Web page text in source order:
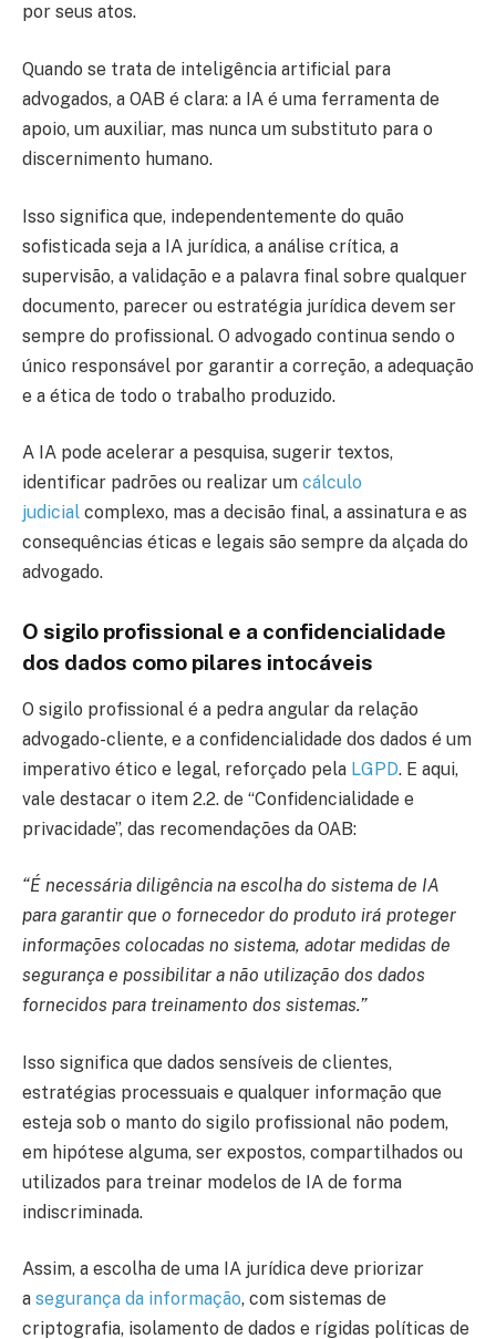
por seus atos.
Quando se trata de inteligência artificial para
advogados, a OAB é clara: a IA é uma ferramenta de
apoio, um auxiliar, mas nunca um substituto para o
discernimento humano.
Isso significa que, independentemente do quão
sofisticada seja a IA jurídica, a análise crítica, a
supervisão, a validação e a palavra final sobre qualquer
documento, parecer ou estratégia jurídica devem ser
sempre do profissional. O advogado continua sendo o
único responsável por garantir a correção, a adequação
e a ética de todo o trabalho produzido.
A IA pode acelerar a pesquisa, sugerir textos,
identificar padrões ou realizar um cálculo
judicial complexo, mas a decisão final, a assinatura e as
consequências éticas e legais são sempre da alçada do
advogado.
O sigilo profissional e a confidencialidade
dos dados como pilares intocáveis
O sigilo profissional é a pedra angular da relação
advogado-cliente, e a confidencialidade dos dados é um
imperativo ético e legal, reforçado pela LGPD. E aqui,
vale destacar o item 2.2. de “Confidencialidade e
privacidade”, das recomendações da OAB:
“É necessária diligência na escolha do sistema de IA
para garantir que o fornecedor do produto irá proteger
informações colocadas no sistema, adotar medidas de
segurança e possibilitar a não utilização dos dados
fornecidos para treinamento dos sistemas.”
Isso significa que dados sensíveis de clientes,
estratégias processuais e qualquer informação que
esteja sob o manto do sigilo profissional não podem,
em hipótese alguma, ser expostos, compartilhados ou
utilizados para treinar modelos de IA de forma
indiscriminada.
Assim, a escolha de uma IA jurídica deve priorizar
a segurança da informação, com sistemas de
criptografia, isolamento de dados e rígidas políticas de